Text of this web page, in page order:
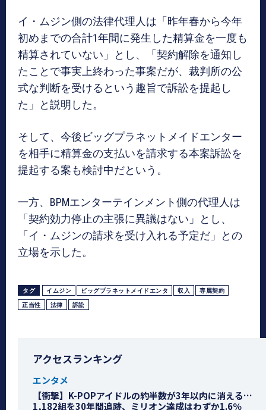
イ・ムジン側の法律代理人は「昨年春から今年
初めまでの合計1年間に発生した精算金を一度も
精算されていない」とし、「契約解除を通知し
たことで事実上終わった事案だが、裁判所の公
式な判断を受けるという趣旨で訴訟を提起し
た」と説明した。
そして、今後ビッグプラネットメイドエンター
を相手に精算金の支払いを請求する本案訴訟を
提起する案も検討中だという。
一方、BPMエンターテインメント側の代理人は
「契約効力停止の主張に異議はない」とし、
「イ・ムジンの請求を受け入れる予定だ」との
立場を示した。
タグ イムジン ビッグプラネットメイドエンタ 収入 専属契約
正当性 法律 訴訟
アクセスランキング
エンタメ
【衝撃】K-POPアイドルの約半数が3年以内に消える…
1,182組を30年間追跡、ミリオン達成はわずか1.6％